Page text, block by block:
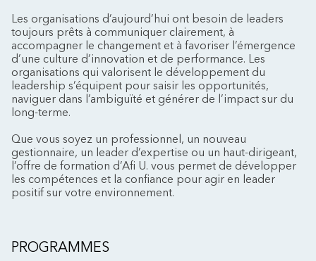
Les organisations d’aujourd’hui ont besoin de leaders
toujours prêts à communiquer clairement, à
accompagner le changement et à favoriser l’émergence
d’une culture d’innovation et de performance. Les
organisations qui valorisent le développement du
leadership s’équipent pour saisir les opportunités,
naviguer dans l’ambiguïté et générer de l’impact sur du
long-terme.
Que vous soyez un professionnel, un nouveau
gestionnaire, un leader d’expertise ou un haut-dirigeant,
l’offre de formation d’Afi U. vous permet de développer
les compétences et la confiance pour agir en leader
positif sur votre environnement.
PROGRAMMES